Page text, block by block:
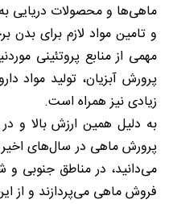
ماهی‌ها و محصولات دریایی به
و تامین مواد لازم برای
مهمی از منابع پروتئینی
پرورش آبزیان، تولید مواد
زیادی نیز همراه است.
به دلیل همین ارزش بالا و
پرورش ماهی در سال‌های
می‌دانید، در مناطق جنوبی و
فروش ماهی می‌پردازند و از